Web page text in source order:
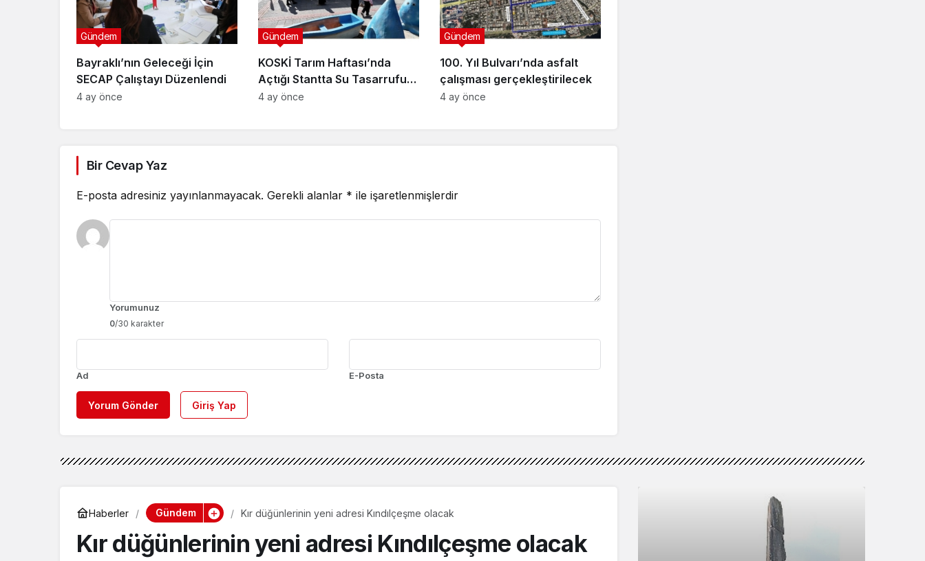
Bayraklı’nın Geleceği İçin
SECAP Çalıştayı Düzenlendi
Gündem
4 ay önce
KOSKİ Tarım Haftası’nda
Açtığı Stantta Su Tasarrufu
Bilgilendirmesi Yapıyor
Gündem
4 ay önce
100. Yıl Bulvarı’nda asfalt
çalışması gerçekleştirilecek
Gündem
4 ay önce
Bir Cevap Yaz
E-posta adresiniz yayınlanmayacak. Gerekli alanlar * ile işaretlenmişlerdir
Yorumunuz
0/30 karakter
Ad E-Posta
Yorum Gönder Giriş Yap
Haberler Gündem Kır düğünlerinin yeni adresi Kındılçeşme olacak
Kır düğünlerinin yeni adresi Kındılçeşme olacak